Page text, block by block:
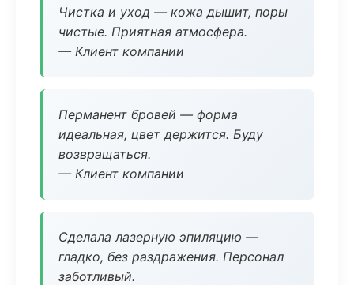
Чистка и уход — кожа дышит, поры
чистые. Приятная атмосфера.
— Клиент компании
Перманент бровей — форма
идеальная, цвет держится. Буду
возвращаться.
— Клиент компании
Сделала лазерную эпиляцию —
гладко, без раздражения. Персонал
заботливый.